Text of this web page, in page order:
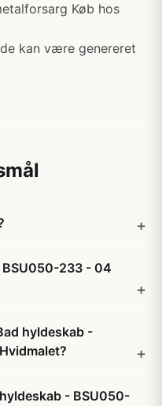
Køb hos
kan være genereret
BSU050-233 - 04
hyldeskab -
- BSU050-